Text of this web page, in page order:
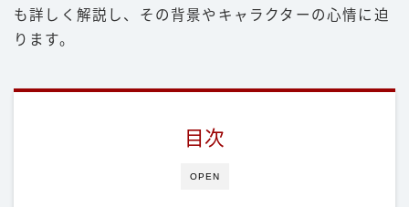
階級
PFP
も詳しく解説し、その背景やキャラクターの心情に迫
ります。
OPEN
目次